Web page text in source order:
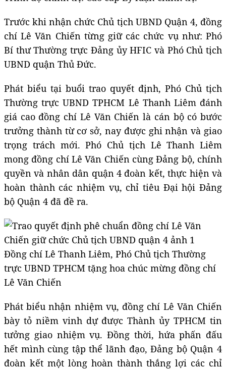
Trước khi nhận chức Chủ tịch UBND Quận 4, đồng
chí Lê Văn Chiến từng giữ các chức vụ như: Phó
Bí thư Thường trực Đảng ủy HFIC và Phó Chủ tịch
UBND quận Thủ Đức.
Phát biểu tại buổi trao quyết định, Phó Chủ tịch
Thường trực UBND TPHCM Lê Thanh Liêm đánh
giá cao đồng chí Lê Văn Chiến là cán bộ có bước
trưởng thành từ cơ sở, nay được ghi nhận và giao
trọng trách mới. Phó Chủ tịch Lê Thanh Liêm
mong đồng chí Lê Văn Chiến cùng Đảng bộ, chính
quyền và nhân dân quận 4 đoàn kết, thực hiện và
hoàn thành các nhiệm vụ, chỉ tiêu Đại hội Đảng
bộ Quận 4 đã đề ra.
Đồng chí Lê Thanh Liêm, Phó Chủ tịch Thường
trực UBND TPHCM tặng hoa chúc mừng đồng chí
Lê Văn Chiến
Phát biểu nhận nhiệm vụ, đồng chí Lê Văn Chiến
bày tỏ niềm vinh dự được Thành ủy TPHCM tin
tưởng giao nhiệm vụ. Đồng thời, hứa phấn đấu
hết mình cùng tập thể lãnh đạo, Đảng bộ Quận 4
đoàn kết một lòng hoàn thành thắng lợi các chỉ